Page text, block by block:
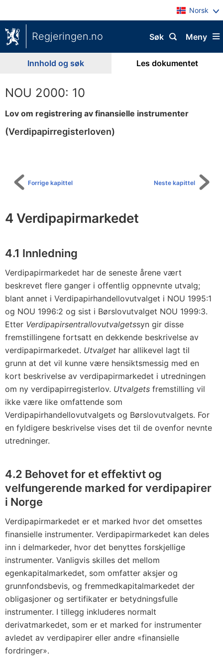
Norsk
Regjeringen.no Meny
Søk
Innhold og søk Les dokumentet
NOU 2000: 10
Lov om registrering av finansielle instrumenter
(Verdipapirregisterloven)
Neste kapittel
Forrige kapittel
4 Verdipapirmarkedet
4.1 Innledning
Verdipapirmarkedet har de seneste årene vært
beskrevet flere ganger i offentlig oppnevnte utvalg;
blant annet i Verdipapirhandellovutvalget i NOU 1995:1
og NOU 1996:2 og sist i Børslovutvalget NOU 1999:3.
Etter Verdipapirsentrallovutvalgetssyn gir disse
fremstillingene fortsatt en dekkende beskrivelse av
verdipapirmarkedet. Utvalget har allikevel lagt til
grunn at det vil kunne være hensiktsmessig med en
kort beskrivelse av verdipapirmarkedet i utredningen
om ny verdipapirregisterlov. Utvalgets fremstilling vil
ikke være like omfattende som
Verdipapirhandellovutvalgets og Børslovutvalgets. For
en fyldigere beskrivelse vises det til de ovenfor nevnte
utredninger.
4.2 Behovet for et effektivt og
velfungerende marked for verdipapirer
i Norge
Verdipapirmarkedet er et marked hvor det omsettes
finansielle instrumenter. Verdipapirmarkedet kan deles
inn i delmarkeder, hvor det benyttes forskjellige
instrumenter. Vanligvis skilles det mellom
egenkapitalmarkedet, som omfatter aksjer og
grunnfondsbevis, og fremmedkapitalmarkedet der
obligasjoner og sertifikater er betydningsfulle
instrumenter. I tillegg inkluderes normalt
derivatmarkedet, som er et marked for instrumenter
avledet av verdipapirer eller andre «finansielle
fordringer».